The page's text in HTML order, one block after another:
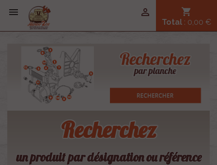
 shopping_cart
Total : 0,00 €

Recherchez
un produit par désignation ou référence